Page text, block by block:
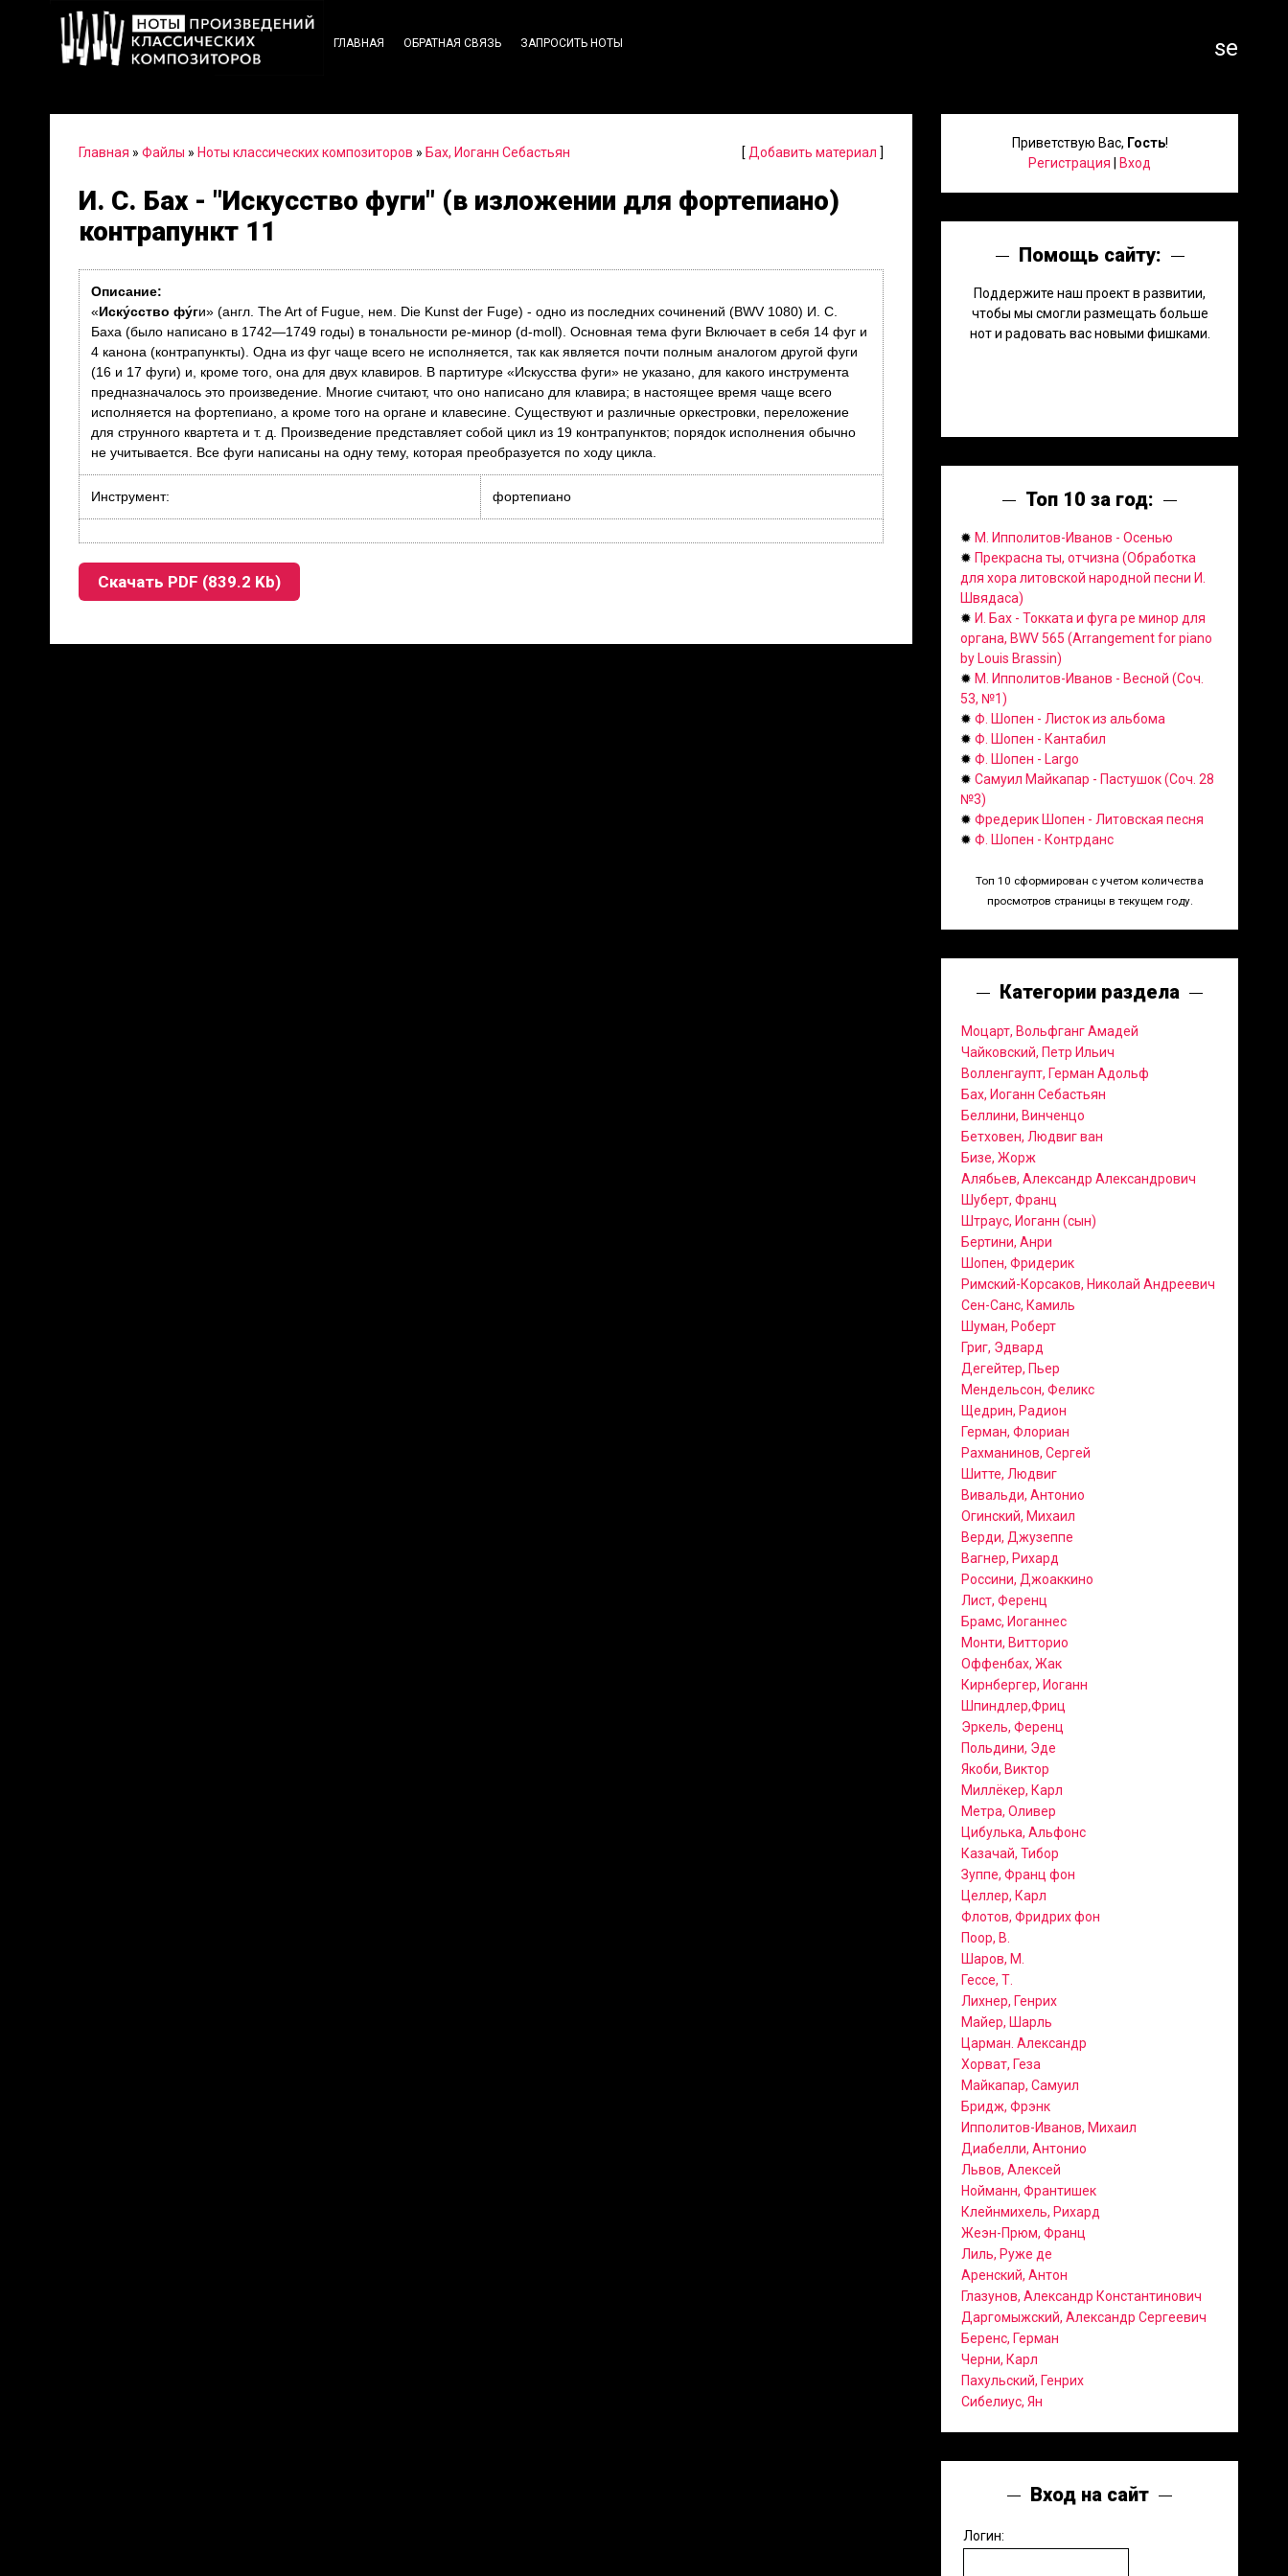
ГЛАВНАЯ ОБРАТНАЯ СВЯЗЬ ЗАПРОСИТЬ НОТЫ search
Главная » Файлы » Ноты классических композиторов » Бах, Иоганн Себастьян [ Добавить материал ]
И. С. Бах - "Искусство фуги" (в изложении для фортепиано)
контрапункт 11
Описание:
«Иску́сство фу́ги» (англ. The Art of Fugue, нем. Die Kunst der Fuge) - одно из последних сочинений (BWV 1080) И. С.
Баха (было написано в 1742—1749 годы) в тональности ре-минор (d-moll). Основная тема фуги Включает в себя 14 фуг и
4 канона (контрапункты). Одна из фуг чаще всего не исполняется, так как является почти полным аналогом другой фуги
(16 и 17 фуги) и, кроме того, она для двух клавиров. В партитуре «Искусства фуги» не указано, для какого инструмента
предназначалось это произведение. Многие считают, что оно написано для клавира; в настоящее время чаще всего
исполняется на фортепиано, а кроме того на органе и клавесине. Существуют и различные оркестровки, переложение
для струнного квартета и т. д. Произведение представляет собой цикл из 19 контрапунктов; порядок исполнения обычно
не учитывается. Все фуги написаны на одну тему, которая преобразуется по ходу цикла.
Инструмент: фортепиано
Скачать PDF (839.2 Kb)
Приветствую Вас, Гость!
Регистрация
Вход
Помощь сайту:
Поддержите наш проект в развитии,
чтобы мы смогли размещать больше
нот и радовать вас новыми фишками.
Топ 10 за год:
✹ М. Ипполитов-Иванов - Осенью
✹ Прекрасна ты, отчизна (Обработка
для хора литовской народной песни И.
Швядаса)
✹ И. Бах - Токката и фуга ре минор для
органа, BWV 565 (Arrangement for piano
by Louis Brassin)
✹ М. Ипполитов-Иванов - Весной (Соч.
53, №1)
✹ Ф. Шопен - Листок из альбома
✹ Ф. Шопен - Кантабил
✹ Ф. Шопен - Largo
✹ Самуил Майкапар - Пастушок (Соч. 28
№3)
✹ Фредерик Шопен - Литовская песня
✹ Ф. Шопен - Контрданс
Топ 10 сформирован с учетом количества
просмотров страницы в текущем году.
Категории раздела
Моцарт, Вольфганг Амадей
Чайковский, Петр Ильич
Волленгаупт, Герман Адольф
Бах, Иоганн Себастьян
Беллини, Винченцо
Бетховен, Людвиг ван
Бизе, Жорж
Алябьев, Александр Александрович
Шуберт, Франц
Штраус, Иоганн (сын)
Бертини, Анри
Шопен, Фридерик
Римский-Корсаков, Николай Андреевич
Сен-Санс, Камиль
Шуман, Роберт
Григ, Эдвард
Дегейтер, Пьер
Мендельсон, Феликс
Щедрин, Радион
Герман, Флориан
Рахманинов, Сергей
Шитте, Людвиг
Вивальди, Антонио
Огинский, Михаил
Верди, Джузеппе
Вагнер, Рихард
Россини, Джоаккино
Лист, Ференц
Брамс, Иоганнес
Монти, Витторио
Оффенбах, Жак
Кирнбергер, Иоганн
Шпиндлер,Фриц
Эркель, Ференц
Польдини, Эде
Якоби, Виктор
Миллёкер, Карл
Метра, Оливер
Цибулька, Альфонс
Казачай, Тибор
Зуппе, Франц фон
Целлер, Карл
Флотов, Фридрих фон
Поор, В.
Шаров, М.
Гессе, Т.
Лихнер, Генрих
Майер, Шарль
Царман. Александр
Хорват, Геза
Майкапар, Самуил
Бридж, Фрэнк
Ипполитов-Иванов, Михаил
Диабелли, Антонио
Львов, Алексей
Нойманн, Франтишек
Клейнмихель, Рихард
Жеэн-Прюм, Франц
Лиль, Руже де
Аренский, Антон
Глазунов, Александр Константинович
Даргомыжский, Александр Сергеевич
Беренс, Герман
Черни, Карл
Пахульский, Генрих
Сибелиус, Ян
Вход на сайт
Логин: